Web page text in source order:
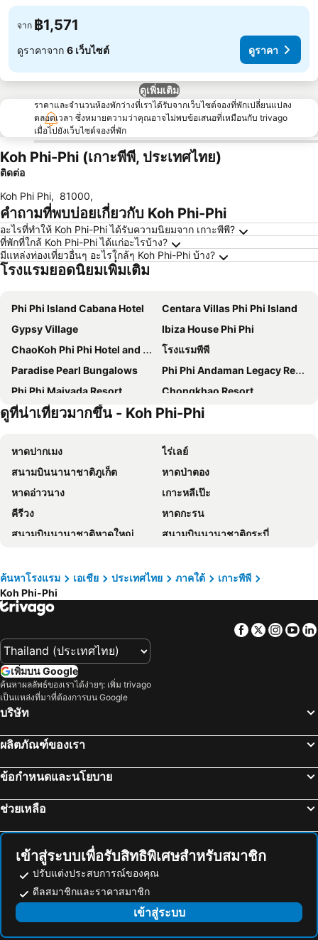
จาก ฿1,571
ดูราคาจาก 6 เว็บไซต์ ดูราคา
ดูเพิ่มเติม
ราคาและจำนวนห้องพักว่างที่เราได้รับจากเว็บไซต์จองที่พักเปลี่ยนแปลง
ตลอดเวลา ซึ่งหมายความว่าคุณอาจไม่พบข้อเสนอที่เหมือนกับ trivago
เมื่อไปยังเว็บไซต์จองที่พัก
Koh Phi-Phi (เกาะพีพี, ประเทศไทย)
ติดต่อ
Koh Phi Phi, 81000,
คำถามที่พบบ่อยเกี่ยวกับ Koh Phi-Phi
อะไรที่ทำให้ Koh Phi-Phi ได้รับความนิยมจาก เกาะพีพี?
ที่พักที่ใกล้ Koh Phi-Phi ได้แก่อะไรบ้าง?
มีแหล่งท่องเที่ยวอื่นๆ อะไรใกล้ๆ Koh Phi-Phi บ้าง?
โรงแรมยอดนิยมเพิ่มเติม
Phi Phi Island Cabana Hotel
Centara Villas Phi Phi Island
Gypsy Village
Ibiza House Phi Phi
ChaoKoh Phi Phi Hotel and Resort- SHA Extra Plus
โรงแรมพีพี
Paradise Pearl Bungalows
Phi Phi Andaman Legacy Resort
Phi Phi Maiyada Resort
Chongkhao Resort
Phi Phi Harbour View Hotel
พีพี ปาล์มทรี รีสอร์ท
PP Mountain Beach Resort
Phi Phi Cliff Beach Resort
JR GYM & Resort
พีพี บันยัน วิลล่า
Phuphaya Seaview Resort
U Rip Resort
เดอะคอบเบิ้ลบีช
Panmanee Hotel
Phi Phi at Pier
Scenery Guest House
พีพี ชาร์ลีบีช รีสอร์ท
Reggae Inn
Summer Sea Phi Phi Island
JJ Residence
พีพีดอนชูกิจ รีสอร์ท
View Garden Resort
Pp Red Tuna Hut
OUTRIGGER Phi Phi Island Resort
Blu Monkey Phi Phi Island
Natacha Hotel
พีพี แซนด์ ซี วิว รีสอร์ท
Phi Phi Dream Guest House
Kitty Guesthouse
Sabai House
โรงแรมพีพี อิงภู วิวพอยท์
Jj
Tapear Resort
Ḥokma Boutique Hotel & Tropical Lounge
ดูที่น่าเที่ยวมากขึ้น - Koh Phi-Phi
หาดปากเมง
ไร่เลย์
สนามบินนานาชาติภูเก็ต
หาดป่าตอง
หาดอ่าวนาง
เกาะหลีเป๊ะ
คีรีวง
หาดกะรน
สนามบินนานาชาติหาดใหญ่
สนามบินนานาชาติกระบี่
อุทยานแห่งชาติเขาสก
สนามบินสุราษฎร์ธานี
อ่าวกระบี่
หาดไม้ขาว
สนามบินนครศรีธรรมราช
เซ็นทรัล เฟสติวัล ภูเก็ต
เกาะยาวน้อย
หาดพระแอะ
หาดในทอน
หาดนพรัตน์ธารา
หาดไม้ง้าว (หาดฟรีด้อม)
น้ำตกร้อนคลองท่อม
Koh Phi-Phi
สระมรกต
หาดคลองดาว
ท่าปอม คลองสองน้ำ
หาดสุรินทร์
อุทยานแห่งชาติเขาพนมเบญจา
จังซีลอน
สนามมวยบางลา
ภูเก็ตแฟนตาซี
อ่าวมาหยา
ค้นหาโรงแรม เอเชีย ประเทศไทย ภาคใต้
เกาะพีพี
Koh Phi-Phi
Facebook
Twitter
เพิ่มบน Google
ค้นหาผลลัพธ์ของเราได้ง่ายๆ: เพิ่ม trivago
เป็นแหล่งที่มาที่ต้องการบน Google
บริษัท
ผลิตภัณฑ์ของเรา
ข้อกำหนดและนโยบาย
ช่วยเหลือ
เข้าสู่ระบบเพื่อรับสิทธิพิเศษสำหรับสมาชิก
ปรับแต่งประสบการณ์ของคุณ
ดีลสมาชิกและราคาสมาชิก
เข้าสู่ระบบ